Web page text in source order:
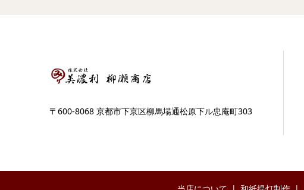
〒600-8068 京都市下京区柳馬場通松原下ル忠庵町303